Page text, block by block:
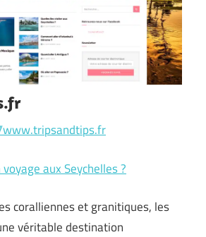
aux Seychelles ?
coralliennes et granitiques, les
véritable destination